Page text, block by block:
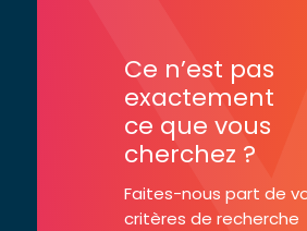
Ce n’est pas
exactement
ce que vous
cherchez ?
Faites-nous part de
critères de recherche